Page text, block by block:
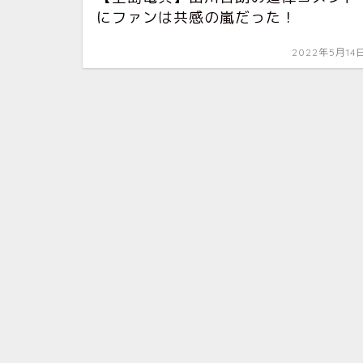
にファンは共感の嵐だった！
2022年5月14